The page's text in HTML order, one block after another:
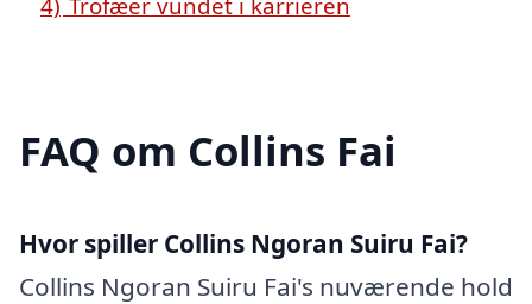
FAQ om Collins Fai
Hvor spiller Collins Ngoran Suiru Fai?
Collins Ngoran Suiru Fai's nuværende hold